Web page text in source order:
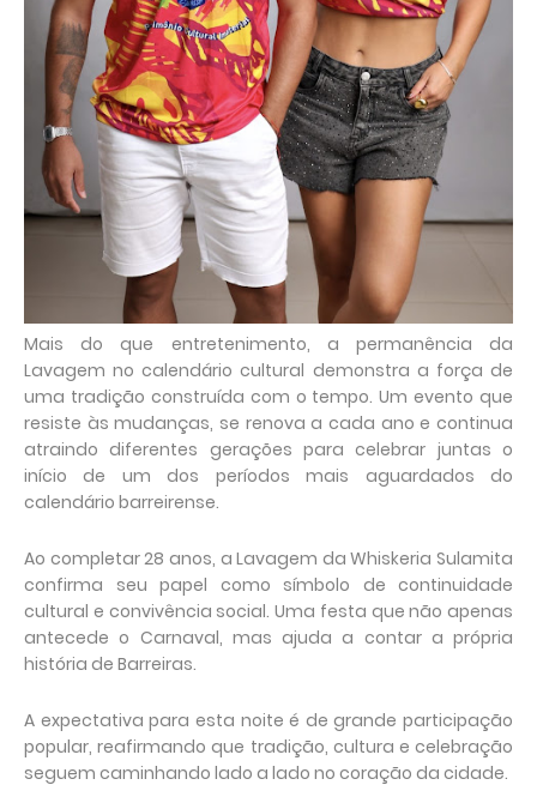
Mais do que entretenimento, a permanência da
Lavagem no calendário cultural demonstra a força de
uma tradição construída com o tempo. Um evento que
resiste às mudanças, se renova a cada ano e continua
atraindo diferentes gerações para celebrar juntas o
início de um dos períodos mais aguardados do
calendário barreirense.
Ao completar 28 anos, a Lavagem da Whiskeria Sulamita
confirma seu papel como símbolo de continuidade
cultural e convivência social. Uma festa que não apenas
antecede o Carnaval, mas ajuda a contar a própria
história de Barreiras.
A expectativa para esta noite é de grande participação
popular, reafirmando que tradição, cultura e celebração
seguem caminhando lado a lado no coração da cidade.